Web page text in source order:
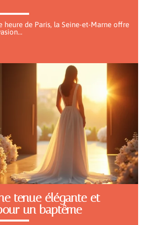
heure de Paris, la Seine-et-Marne offre
…
tenue élégante et
un baptême